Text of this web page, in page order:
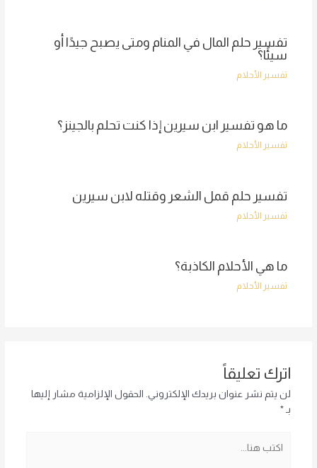
تفسير حلم المال في المنام ومتى يصبح جيدًا أو
سيئًا؟
تفسير الأحلام
ما هو تفسير ابن سيرين إذا كنت تحلم بالجينز؟
تفسير الأحلام
تفسير حلم قمل الشعر وقتله لابن سيرين
تفسير الأحلام
ما هي الأحلام الكاذبة؟
تفسير الأحلام
اترك تعليقاً
لن يتم نشر عنوان بريدك الإلكتروني.
الحقول الإلزامية مشار إليها
بـ *
هنا...